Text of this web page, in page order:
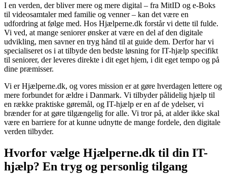
I en verden, der bliver mere og mere digital – fra MitID og e-Boks
til videosamtaler med familie og venner – kan det være en
udfordring at følge med. Hos Hjælperne.dk forstår vi dette til fulde.
Vi ved, at mange seniorer ønsker at være en del af den digitale
udvikling, men savner en tryg hånd til at guide dem. Derfor har vi
specialiseret os i at tilbyde den bedste løsning for IT-hjælp specifikt
til seniorer, der leveres direkte i dit eget hjem, i dit eget tempo og på
dine præmisser.
Vi er Hjælperne.dk, og vores mission er at gøre hverdagen lettere og
mere forbundet for ældre i Danmark. Vi tilbyder pålidelig hjælp til
en række praktiske gøremål, og IT-hjælp er en af de ydelser, vi
brænder for at gøre tilgængelig for alle. Vi tror på, at alder ikke skal
være en barriere for at kunne udnytte de mange fordele, den digitale
verden tilbyder.
Hvorfor vælge Hjælperne.dk til din IT-
hjælp? En tryg og personlig tilgang